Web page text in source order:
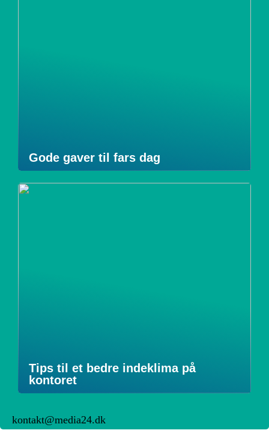
Gode gaver til fars dag
Tips til et bedre indeklima på
kontoret
kontakt@media24.dk